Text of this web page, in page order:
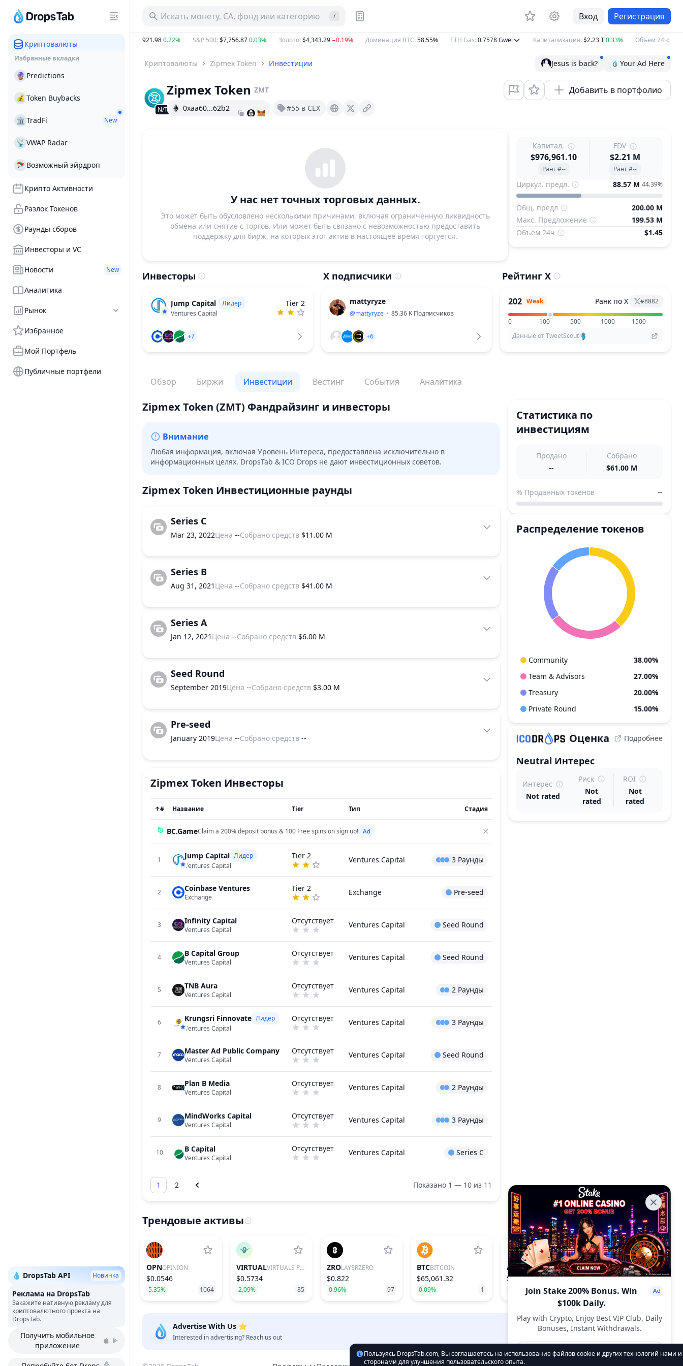
Криптовалюты
Избранные вкладки
🔮 Predictions
💰 Token Buybacks
🏛 TradFi New
📡 VWAP Radar
🪂 Возможный эйрдроп
Крипто Активности
Разлок Токенов
Раунды сборов
Инвесторы и VC
Новости New
Аналитика
Рынок
Избранное
Мой Портфель
Публичные портфели
💧 DropsTab API Новинка
Реклама на DropsTab
Закажите нативную рекламу для
криптовалютного проекта на
DropsTab.
Получить мобильное
приложение
Искать монету, CA, фонд или категорию / Вход Регистрация
$1,921.980.22% S&P 500:$7,756.870.03% Золото:$4,343.29−0.19% Доминация BTC:58.55% ETH Gas:0.7578Gwei Капитализация:$2.23 T0.33% Объем 24ч:$56.19
Криптовалюты Zipmex Token Инвестиции Jesus is back? Your Ad Here
N/T
Zipmex Token ZMT Добавить в портфолио
0xaa60...62b2 #55 в CEX Zipmex.com X (Twitter)
У нас нет точных торговых данных.
Это может быть обусловлено несколькими причинами, включая ограниченную ликвидность
обмена или снятие с торгов. Или может быть связано с невозможностью предоставить
поддержку для бирж, на которых этот актив в настоящее время торгуется.
Капитал.
$976,961.10
Ранг #--
FDV
$2.21 M
Ранг #--
Циркул. предл. 88.57 M 44.39%
Общ. предл
200.00 M
Макс. Предложение
199.53 M
Объем 24ч
$1.45
Инвесторы
Jump Capital
Лидер
Ventures Capital
Tier 2
+7
X подписчики
mattyryze
@mattyryze 85.36 K Подписчиков
+6
Рейтинг X
202 Weak Ранк по X #8882
0 100 500 1000
1500
Данные от TweetScout
Обзор Биржи Инвестиции Вестинг События Аналитика
Zipmex Token (ZMT) Фандрайзинг и инвесторы
Внимание
Любая информация, включая Уровень Интереса, предоставлена исключительно в
информационных целях. DropsTab & ICO Drops не дают инвестиционных советов.
Zipmex Token Инвестиционные раунды
Series C
Mar 23, 2022Цена --Собрано средств $11.00 M
Series B
Aug 31, 2021 Цена --Собрано средств $41.00 M
Series A
Jan 12, 2021 Цена --Собрано средств $6.00 M
Seed Round
September 2019Цена --Собрано средств $3.00 M
Pre-seed
January 2019Цена --Собрано средств --
Статистика по
инвестициям
Продано
--
Собрано
$61.00 M
% Проданных токенов --
Распределение токенов
Community
38.00%
Team & Advisors
27.00%
Treasury
20.00%
Private Round
15.00%
Оценка Подробнее
Neutral Интерес
Интерес
Not rated
Риск
Not
rated
ROI
Not
rated
Zipmex Token Инвесторы
↑# Название Tier Тип Стадия
BC.GameClaim a 200% deposit bonus & 100 Free spins on sign up!
1 Jump Capital Лидер
Ventures Capital
Tier 2 Ventures Capital 3 Раунды
2 Coinbase Ventures
Exchange
Tier 2 Exchange Pre-seed
3 Infinity Capital
Ventures Capital
Отсутствует Ventures Capital Seed Round
4 B Capital Group
Ventures Capital
Отсутствует Ventures Capital Seed Round
5 TNB Aura
Ventures Capital
Отсутствует Ventures Capital 2 Раунды
6 Krungsri Finnovate Лидер
Ventures Capital
Отсутствует Ventures Capital 3 Раунды
7 Master Ad Public Company
Ventures Capital
Отсутствует Ventures Capital Seed Round
8 Plan B Media
Ventures Capital
Отсутствует Ventures Capital 2 Раунды
9 MindWorks Capital
Ventures Capital
Отсутствует Ventures Capital 3 Раунды
10 B Capital
Ventures Capital
Отсутствует Ventures Capital Series C
1 2 Показано 1 — 10 из 11
Трендовые активы
OPNOPINION
$0.0546
5.35% 1064
VIRTUAL VIRTUALS PROTOCOL
$0.5734
2.09% 85
ZROLAYERZERO
$0.822
0.96% 97
BTCBITCOIN
$65,061.32
0.09% 1
ARBARBITRUM
$0.0796
2.01% 75
Advertise With Us ⭐️
Interested in advertising? Reach us out DropsTab.com
Пользуясь DropsTab.com, Вы соглашаетесь на использование файлов cookie и других технологий нами
сторонами для улучшения пользовательского опыта.
Join Stake 200% Bonus. Win
$100k Daily.
Play with Crypto, Enjoy Best VIP Club, Daily
Bonuses, Instant Withdrawals.
Join Now